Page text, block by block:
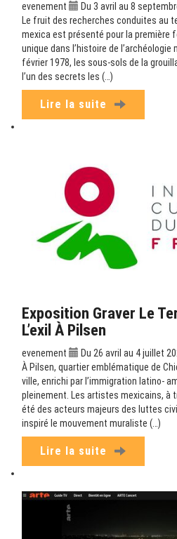
evenement
Du 3 avril au 8
Le fruit des recherches conduites au
mexica est présenté pour la première
unique dans l’histoire de l’archéologie
février 1978, les sous-sols de la
l’un des secrets les (…)
Lire la suite
Exposition Graver Le
L’exil À Pilsen
evenement
Du 26 avril au 4 juillet
À Pilsen, quartier emblématique de
ville, enrichi par l’immigration latino-
pleinement. Les artistes mexicains, à
été des acteurs majeurs des luttes
inspiré le mouvement muraliste (…)
Lire la suite